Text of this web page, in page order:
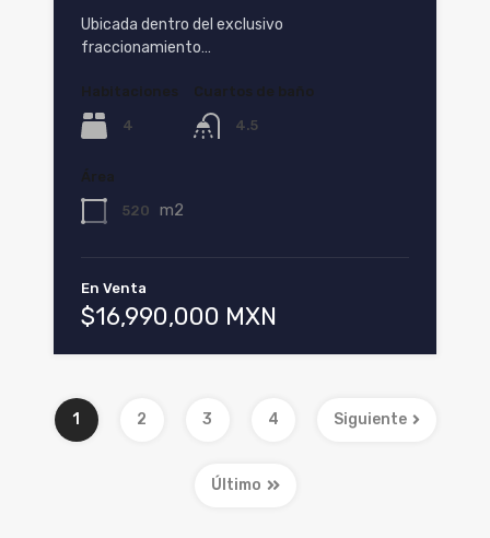
Ubicada dentro del exclusivo
fraccionamiento…
Habitaciones
4
Cuartos de baño
4.5
Área
520 m2
En Venta
$16,990,000 MXN
1 2 3 4 Siguiente
Último